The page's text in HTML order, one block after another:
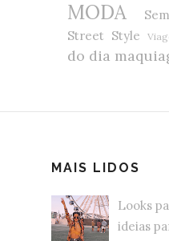
MODA
Street Style
do dia
MAIS LIDOS
Looks
ideias